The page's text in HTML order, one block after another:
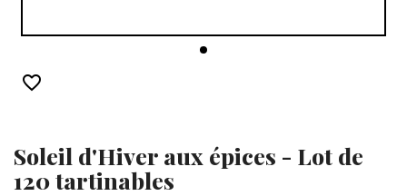
favorite_border
Soleil d'Hiver aux épices - Lot de
120 tartinables